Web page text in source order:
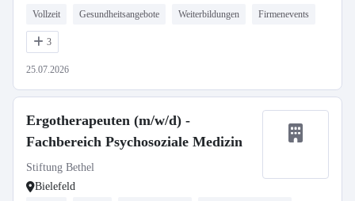
Vollzeit Gesundheitsangebote Weiterbildungen Firmenevents
3
25.07.2026
Ergotherapeuten (m/w/d) -
Fachbereich Psychosoziale Medizin
Stiftung Bethel
Bielefeld